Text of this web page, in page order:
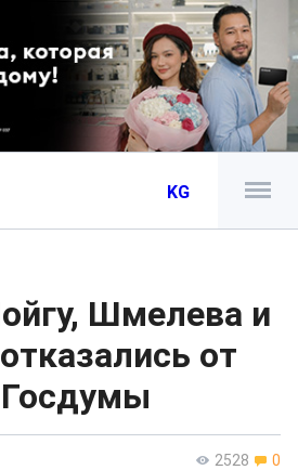
KG
Шмелева и
от
2528 0